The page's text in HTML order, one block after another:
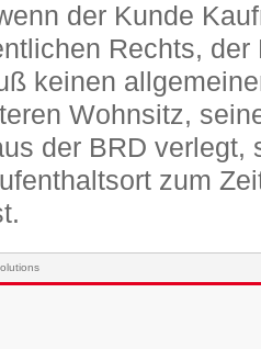
der Kunde
Rechts, der
keinen
Wohnsitz,
der BRD verlegt,
zum